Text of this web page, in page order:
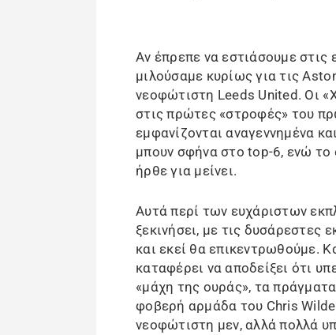
Αν έπρεπε να εστιάσουμε στις
μιλούσαμε κυρίως για τις
νεοφώτιστη Leeds United. Οι
στις πρώτες «στροφές» του
εμφανίζονται αναγεννημένα
μπουν σφήνα στο top-6, ενώ το
ήρθε για μείνει.
Αυτά περί των ευχάριστων
ξεκινήσει, με τις δυσάρεστες
και εκεί θα επικεντρωθούμε.
καταφέρει να αποδείξει ότι
«μάχη της ουράς», τα
φοβερή αρμάδα του Chris
νεοφώτιστη μεν, αλλά πολλά